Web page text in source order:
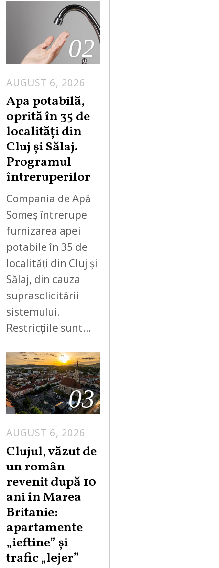
02
AUGUST 6, 2026
Apa potabilă,
oprită în 35 de
localități din
Cluj și Sălaj.
Programul
întreruperilor
Compania de Apă
Someș întrerupe
furnizarea apei
potabile în 35 de
localități din Cluj și
Sălaj, din cauza
suprasolicitării
sistemului.
Restricțiile sunt…
03
AUGUST 6, 2026
Clujul, văzut de
un român
revenit după 10
ani în Marea
Britanie:
apartamente
„ieftine” și
trafic „lejer”